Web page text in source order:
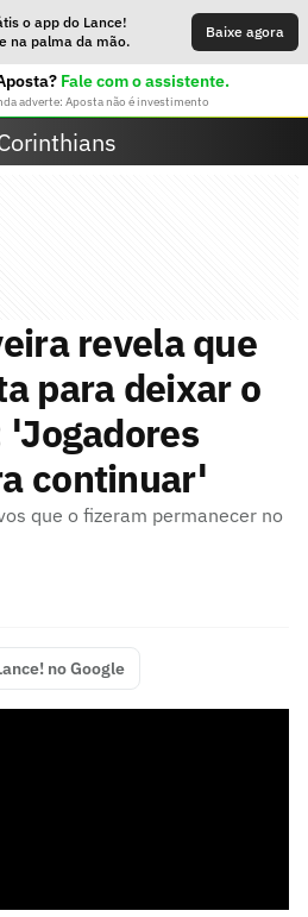
o app do Lance!
na palma da mão.
Baixe agora
Fale com o assistente.
adverte: Aposta não é investimento
revela que
para deixar o
continuar'
que o fizeram permanecer no
no Google